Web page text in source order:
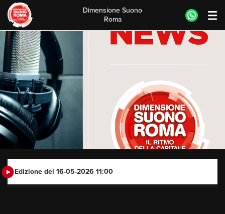
Skip
to
content
Dimensione Suono
Roma
Edizione del 16-05-2026 11:00